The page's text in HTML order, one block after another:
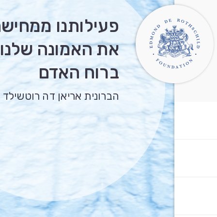
פעילותנו
את האמונה שלנו
ברוח האדם
הברונית אריאן דה רוטשילד